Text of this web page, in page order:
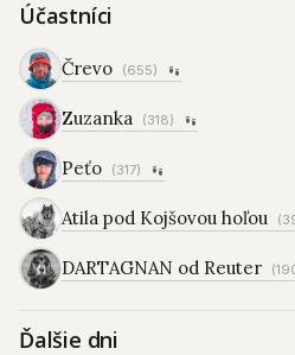
Účastníci
Črevo (655)
Zuzanka (318)
Peťo (317)
Atila pod Kojšovou hoľou
DARTAGNAN od Reuter
Ďalšie dni